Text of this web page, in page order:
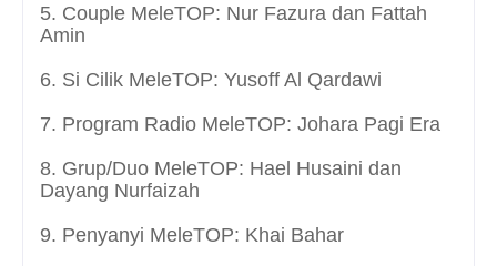
5. Couple MeleTOP: Nur Fazura dan Fattah
Amin
6. Si Cilik MeleTOP: Yusoff Al Qardawi
7. Program Radio MeleTOP: Johara Pagi Era
8. Grup/Duo MeleTOP: Hael Husaini dan
Dayang Nurfaizah
9. Penyanyi MeleTOP: Khai Bahar